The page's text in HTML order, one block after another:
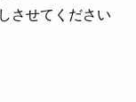
させてください